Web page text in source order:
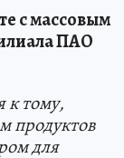
с массовым
ПАО
к тому,
продуктов
для